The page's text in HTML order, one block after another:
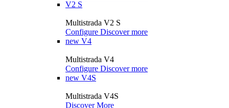
V2 S
Multistrada V2 S
Configure Discover more
new V4
Multistrada V4
Configure Discover more
new V4S
Multistrada V4S
Discover More